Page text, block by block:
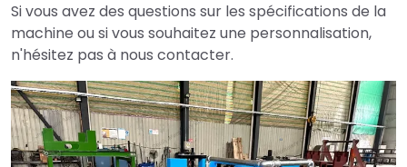
Si vous avez des questions sur les spécifications de la
machine ou si vous souhaitez une personnalisation,
n'hésitez pas à nous contacter.